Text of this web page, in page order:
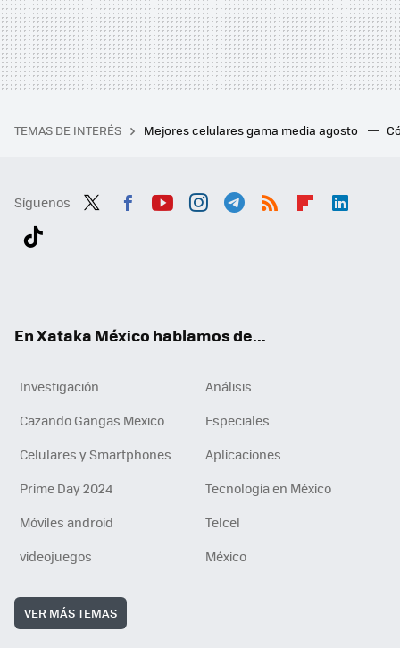
TEMAS DE INTERÉS Mejores celulares gama media agosto
Síguenos
En Xataka México hablamos de...
Investigación
Análisis
Cazando Gangas Mexico
Especiales
Celulares y Smartphones
Aplicaciones
Prime Day 2024
Tecnología en México
Móviles android
Telcel
videojuegos
México
VER MÁS TEMAS